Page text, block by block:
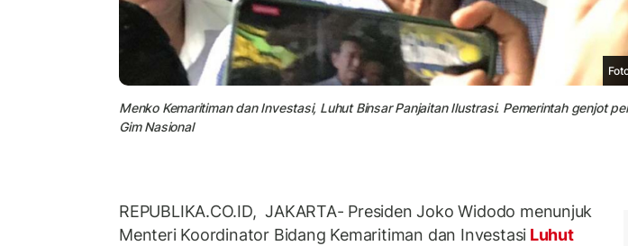
Menko Kemaritiman dan Investasi, Luhut Binsar Panjaitan Ilustrasi. Pemerintah genjot
Gim Nasional
REPUBLIKA.CO.ID, JAKARTA- Presiden Joko Widodo menunjuk
Menteri Koordinator Bidang Kemaritiman dan Investasi Luhut